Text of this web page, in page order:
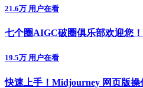
21.6万 用户在看
七个圈AIGC破圈俱乐部欢迎您！
19.5万 用户在看
快速上手！Midjourney 网页版